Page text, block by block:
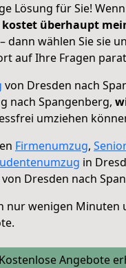
Lösung für Sie!
kostet überhaupt
dann wählen Sie sie
auf Ihre Fragen
von Dresden nach
nach Spangenberg,
umziehen
Firmenumzug,
in
von Dresden nach
nur wenigen Minuten
Kostenlose Angebote